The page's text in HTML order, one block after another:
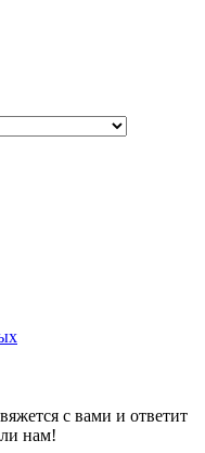
с вами и ответит
нам!